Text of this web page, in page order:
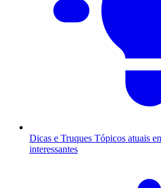
Dicas e Truques Tópicos atuais
interessantes